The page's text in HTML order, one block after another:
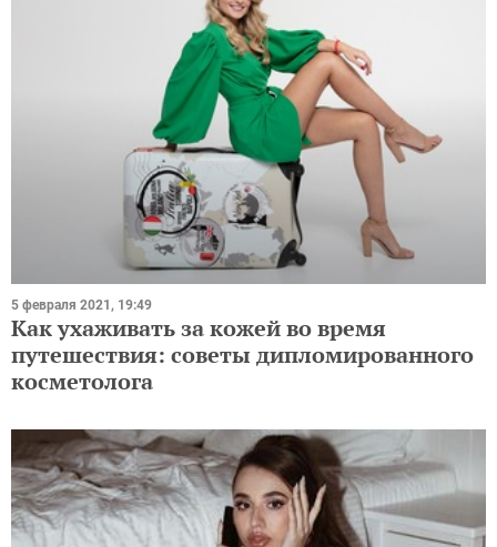
5 февраля 2021, 19:49
Как ухаживать за кожей во время
путешествия: советы дипломированного
косметолога